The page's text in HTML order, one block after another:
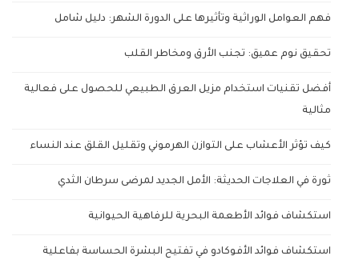
فهم العوامل الوراثية وتأثيرها على الدورة الشهر: دليل شامل
تحقيق نوم عميق: تجنب الأرق ومخاطر القلب
أفضل تقنيات استخدام مزيل العرق الطبيعي للحصول على فعالية
مثالية
كيف تؤثر الأعشاب على التوازن الهرموني وتقليل القلق عند النساء
ثورة في العلاجات الحديثة: الأمل الجديد لمرضى سرطان الثدي
استكشاف فوائد الأطعمة البحرية للرفاهية الحيوانية
استكشاف فوائد الأفوكادو في تفتيح البشرة الحساسة بفاعلية